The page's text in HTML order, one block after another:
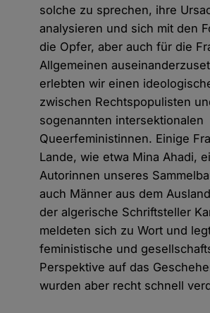
solche zu sprechen, ihre
analysieren und sich mit den
die Opfer, aber auch für die
Allgemeinen
erlebten wir einen
zwischen Rechtspopulisten
sogenannten intersektionalen
Queerfeministinnen. Einige
Lande, wie etwa Mina Ahadi,
Autorinnen unseres
auch Männer aus dem
der algerische Schriftsteller
meldeten sich zu Wort und
feministische und
Perspektive auf das
wurden aber recht schnell